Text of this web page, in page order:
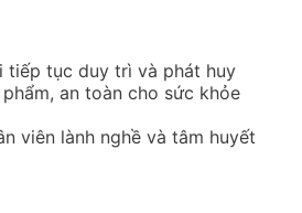
tiếp tục duy trì và phát huy
an toàn cho sức khỏe
viên lành nghề và tâm huyết